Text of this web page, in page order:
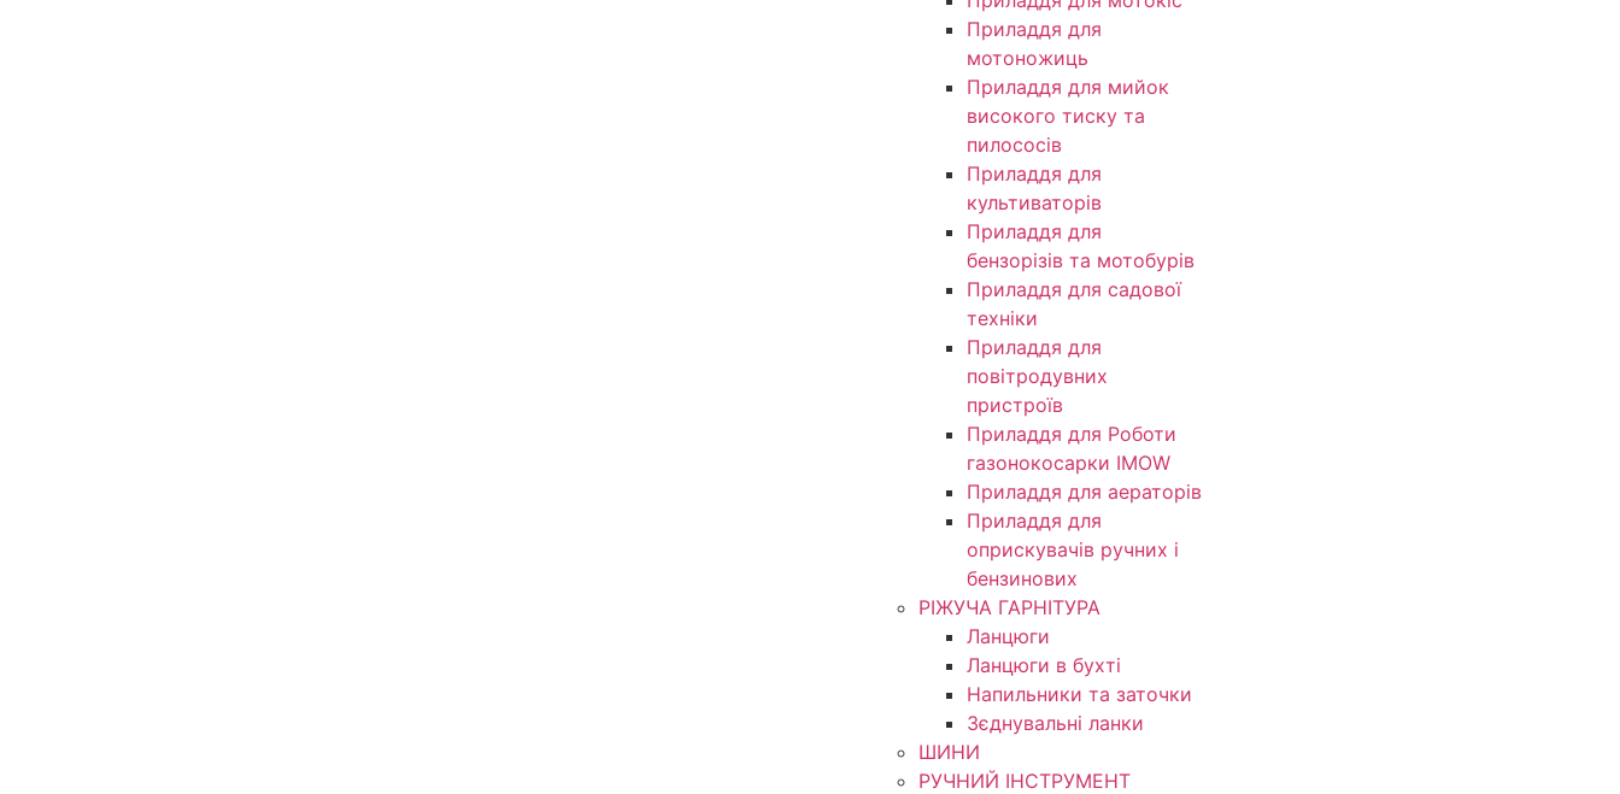
Приладдя для
мотоножиць
Приладдя для мийок
високого тиску та
пилососів
Приладдя для
культиваторів
Приладдя для
бензорізів та мотобурів
Приладдя для садової
техніки
Приладдя для
повітродувних
пристроїв
Приладдя для Роботи
газонокосарки IMOW
Приладдя для аераторів
Приладдя для
оприскувачів ручних і
бензинових
РІЖУЧА ГАРНІТУРА
Ланцюги
Ланцюги в бухті
Напильники та заточки
Зєднувальні ланки
ШИНИ
РУЧНИЙ ІНСТРУМЕНТ